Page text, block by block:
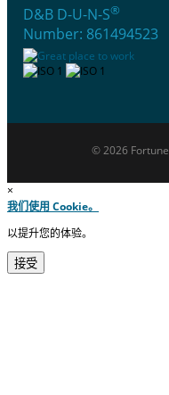
D&B D-U-N-S®
Number: 861494523
© 2026
×
我们使用 Cookie。
以提升您的体验。
接受